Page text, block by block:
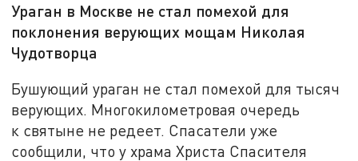
Ураган в Москве не стал помехой для
поклонения верующих мощам Николая
Чудотворца
Бушующий ураган не стал помехой для тысяч
верующих. Многокилометровая очередь
к святыне не редеет. Спасатели уже
сообщили, что у храма Христа Спасителя